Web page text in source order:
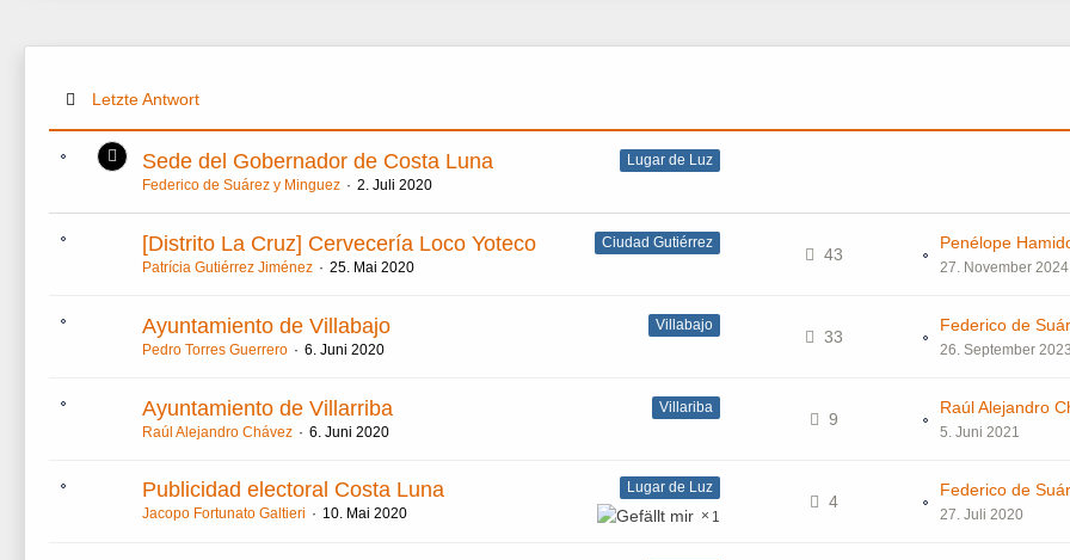
Letzte Antwort
Lugar de Luz​
Sede del Gobernador de Costa Luna
Federico de Suárez y Minguez 2. Juli 2020
Ciudad Gutiérrez
[Distrito La Cruz] Cervecería Loco Yoteco
Patrícia Gutiérrez Jiménez 25. Mai 2020
43
Penélope
27. November 2024
Villabajo
Ayuntamiento de Villabajo
Pedro Torres Guerrero 6. Juni 2020
33
26. September 2023
Villariba
Ayuntamiento de Villarriba
Raúl Alejandro Chávez 6. Juni 2020
9
Raúl Alejandro
5. Juni 2021
Lugar de Luz​
Publicidad electoral Costa Luna
1
Jacopo Fortunato Galtieri 10. Mai 2020
4
27. Juli 2020